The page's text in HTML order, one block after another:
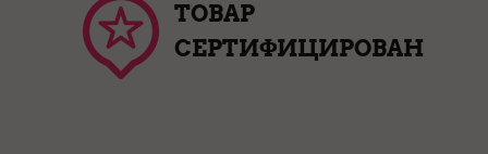
ТОВАР
СЕРТИФИЦИРОВАН